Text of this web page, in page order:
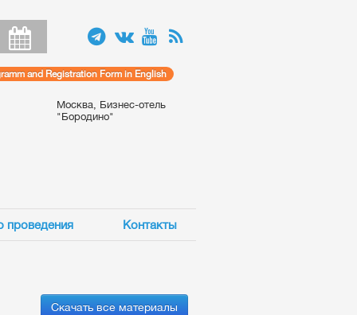
and Registration Form in English
Москва, Бизнес-отель
"Бородино"
проведения Контакты
Скачать все материалы